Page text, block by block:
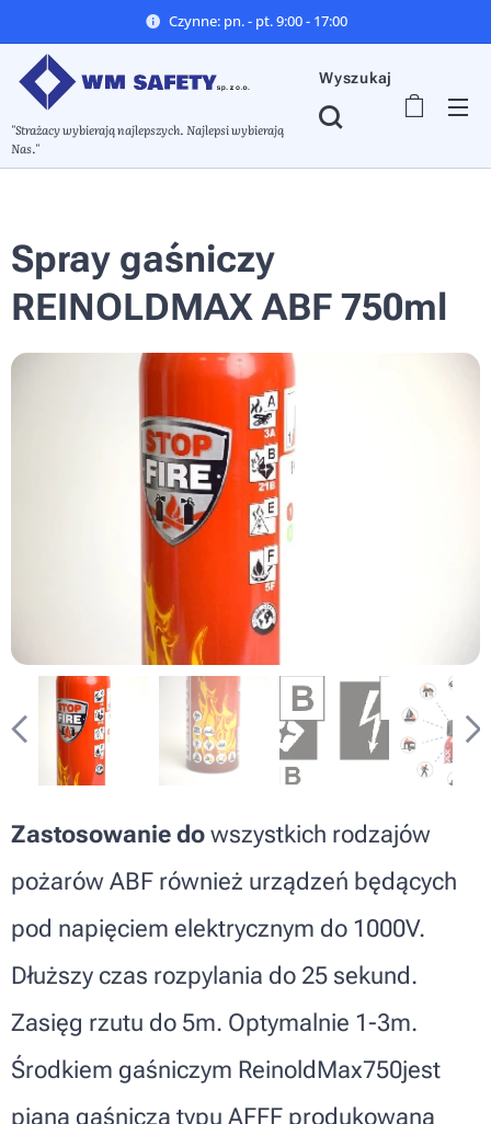
Czynne: pn. - pt. 9:00 - 17:00
"Strażacy wybierają najlepszych. Najlepsi wybierają
Nas."
Wyszukaj
Spray gaśniczy
REINOLDMAX ABF 750ml
Zastosowanie dowszystkich rodzajów
pożarów ABF również urządzeń będących
pod napięciem elektrycznym do 1000V.
Dłuższy czas rozpylania do 25 sekund.
Zasięg rzutu do 5m. Optymalnie 1-3m.
Środkiem gaśniczym ReinoldMax750jest
piana gaśnicza typu AFFF produkowana